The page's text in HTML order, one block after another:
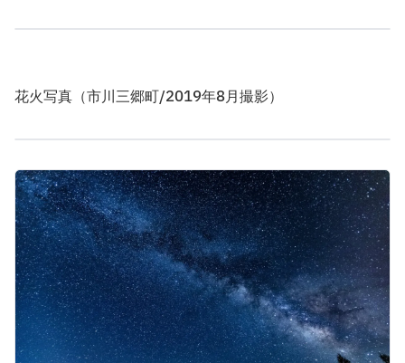
花火写真（市川三郷町/2019年8月撮影）